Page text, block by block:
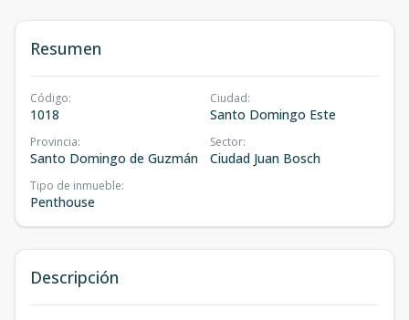
Resumen
Código:
1018
Ciudad:
Santo Domingo Este
Provincia:
Santo Domingo de Guzmán
Sector:
Ciudad Juan Bosch
Tipo de inmueble:
Penthouse
Descripción